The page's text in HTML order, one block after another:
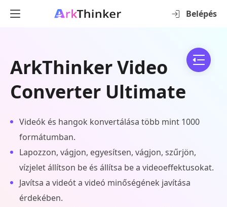
Belépés
ArkThinker Video
Converter Ultimate
Videók és hangok konvertálása több mint 1000
formátumban.
Lapozzon, vágjon, egyesítsen, vágjon, szűrjön,
vízjelet állítson be és állítsa be a videoeffektusokat.
Javítsa a videót a videó minőségének javítása
érdekében.